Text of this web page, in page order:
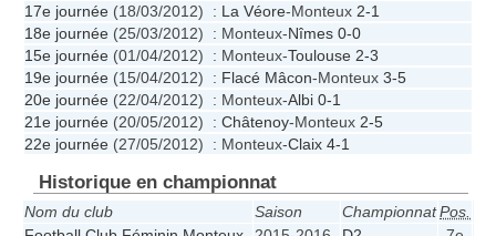
17e journée (18/03/2012) : La Véore-Monteux 2-1
18e journée (25/03/2012) : Monteux-Nîmes 0-0
15e journée (01/04/2012) : Monteux-Toulouse 2-3
19e journée (15/04/2012) : Flacé Mâcon-Monteux 3-5
20e journée (22/04/2012) : Monteux-Albi 0-1
21e journée (20/05/2012) : Châtenoy-Monteux 2-5
22e journée (27/05/2012) : Monteux-Claix 4-1
Historique en championnat
Nom du club Saison ChampionnatPos.